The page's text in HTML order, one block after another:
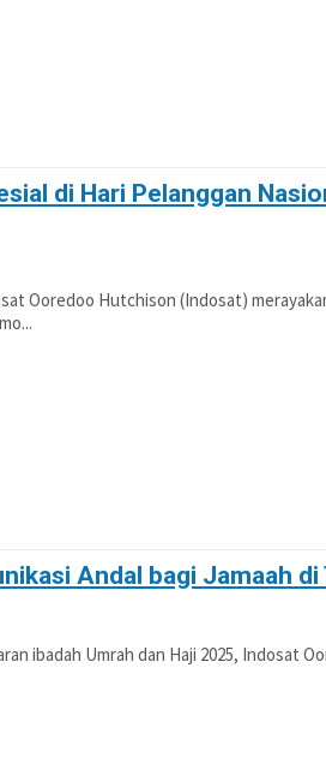
di Hari Pelanggan
Ooredoo Hutchison (Indosat)
Andal bagi Jamaah di
ibadah Umrah dan Haji 2025, Indosat